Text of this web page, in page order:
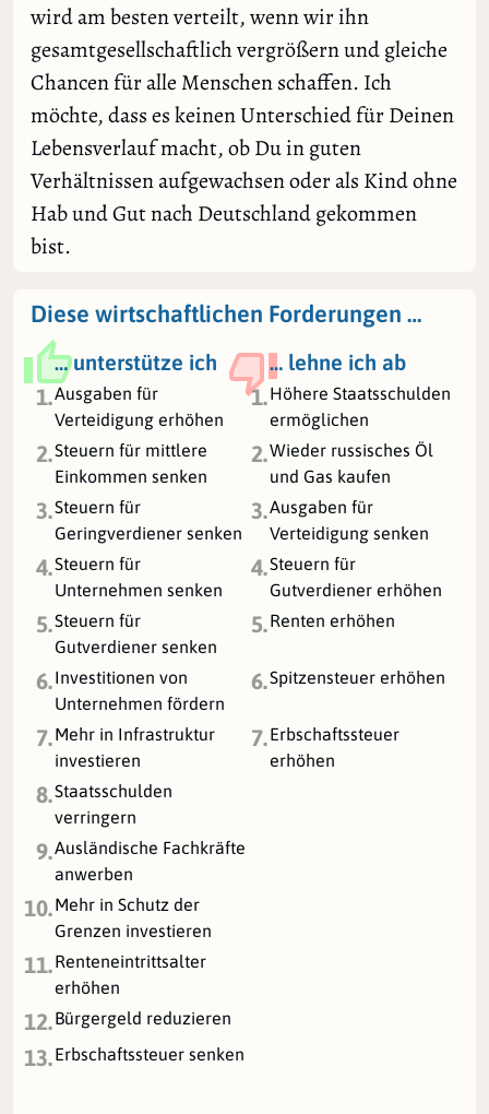
wird am besten verteilt, wenn wir ihn
gesamtgesellschaftlich vergrößern und gleiche
Chancen für alle Menschen schaffen. Ich
möchte, dass es keinen Unterschied für Deinen
Lebensverlauf macht, ob Du in guten
Verhältnissen aufgewachsen oder als Kind ohne
Hab und Gut nach Deutschland gekommen
bist.
Diese wirtschaftlichen Forderungen …
… unterstütze ich
… lehne ich ab
1.Ausgaben für
Verteidigung erhöhen
1.Höhere Staatsschulden
ermöglichen
2.Steuern für mittlere
Einkommen senken
2.Wieder russisches Öl
und Gas kaufen
3.Steuern für
Geringverdiener senken
3.Ausgaben für
Verteidigung senken
4.Steuern für
Unternehmen senken
4.Steuern für
Gutverdiener erhöhen
5.Steuern für
Gutverdiener senken
5.Renten erhöhen
6.Investitionen von
Unternehmen fördern
6.Spitzensteuer erhöhen
7.Mehr in Infrastruktur
investieren
7.Erbschaftssteuer
erhöhen
8.Staatsschulden
verringern
9.Ausländische Fachkräfte
anwerben
10.Mehr in Schutz der
Grenzen investieren
11.Renteneintrittsalter
erhöhen
12.Bürgergeld reduzieren
13.Erbschaftssteuer senken